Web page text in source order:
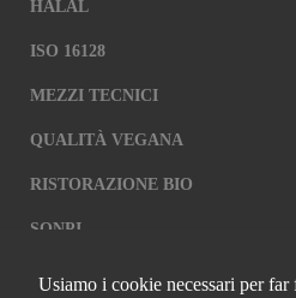
HALAL
ISO 16128
MEZZI TECNICI
QUALITÀ VEGANA
RISTORAZIONE BIO
SQNPI
Usiamo i cookie necessari per